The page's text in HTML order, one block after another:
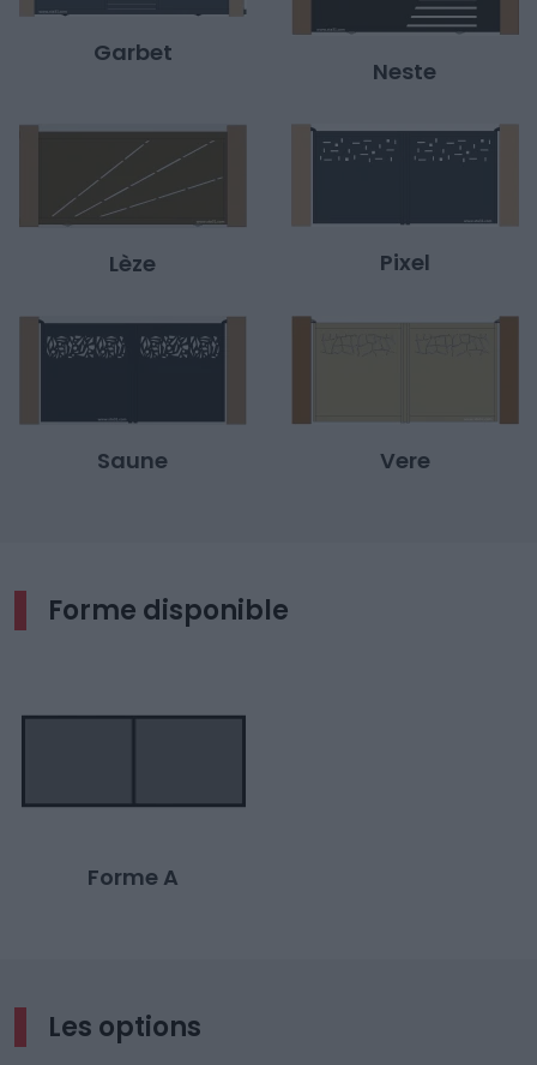
Garbet
Neste
Lèze Pixel
Saune Vere
Forme disponible
Forme A
Les options